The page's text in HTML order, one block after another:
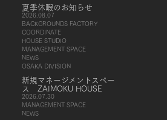
夏季休暇のお知らせ
2026.08.07
BACKGROUNDS FACTORY
COORDINATE
HOUSE STUDIO
MANAGEMENT SPACE
NEWS
OSAKA DIVISION
新規マネージメントスペー
ス ZAIMOKU HOUSE
2026.07.30
MANAGEMENT SPACE
NEWS